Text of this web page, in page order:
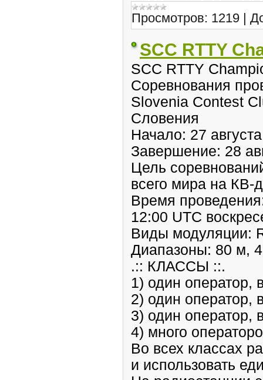
Просмотров: 1219 |
SCC RTTY
SCC RTTY
Соревнования
Slovenia Contest
Словения
Начало: 27
Завершение: 28
Цель
всего мира на КВ-
Время
12:00 UTC
Виды модуляции:
Диапазоны: 80 м,
.:: КЛАССЫ ::.
1) один оператор,
2) один оператор,
3) один оператор,
4) много
Во всех классах
и использовать